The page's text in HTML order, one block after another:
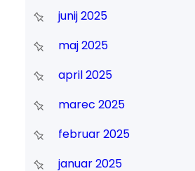
junij 2025
maj 2025
april 2025
marec 2025
februar 2025
januar 2025